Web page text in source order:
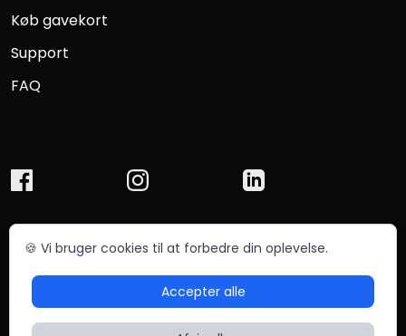
Køb gavekort
Support
FAQ
© Chefmade ApS 2025
Betingelser
Sitemap
🍪 Vi bruger cookies til at forbedre din oplevelse.
Accepter alle